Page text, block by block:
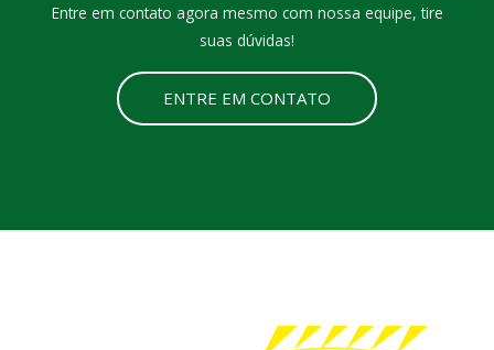
Entre em contato agora mesmo com nossa equipe, tire
suas dúvidas!
ENTRE EM CONTATO